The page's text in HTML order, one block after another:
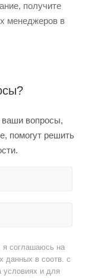
получите
менеджеров в
вопросы,
помогут решить
я соглашаюсь на
данных в соотв. с
и для